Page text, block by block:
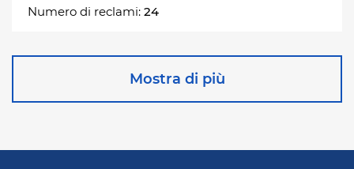
Numero di reclami: 24
Corona Station Wagon
Mostra di più